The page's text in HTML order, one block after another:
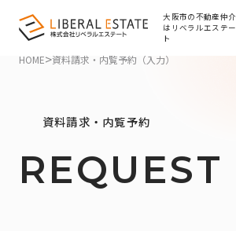
大阪市の不動産仲介
はリベラルエステー
ト
HOME>資料請求・内覧予約（入力）
資料請求・内覧予約
REQUEST